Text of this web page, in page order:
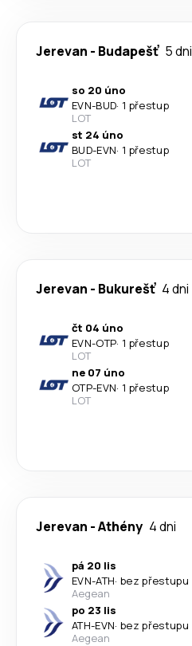
Jerevan - Budapešť 5 dni
so 20 úno
EVN-BUD· 1 přestup
LOT
st 24 úno
BUD-EVN· 1 přestup
LOT
Jerevan - Bukurešť 4 dni
čt 04 úno
EVN-OTP· 1 přestup
LOT
ne 07 úno
OTP-EVN· 1 přestup
LOT
Jerevan -Athény 4 dni
pá 20 lis
EVN-ATH· bez přestupu
Aegean
po 23 lis
ATH-EVN· bez přestupu
Aegean